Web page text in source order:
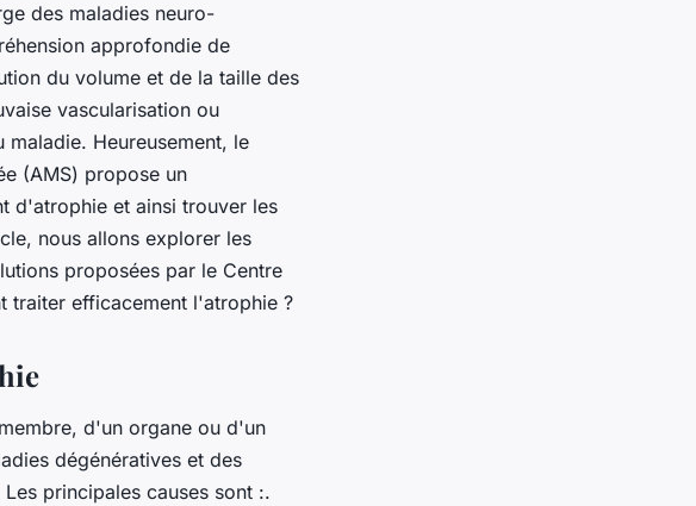
des maladies neuro-
approfondie de
du volume et de la taille des
vascularisation ou
Heureusement, le
(AMS) propose un
d'atrophie et ainsi trouver les
nous allons explorer les
proposées par le Centre
traiter efficacement l'atrophie ?
d'un organe ou d'un
dégénératives et des
principales causes sont :.